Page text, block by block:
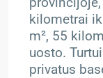
kilometrai
m², 55
uosto.
privatus